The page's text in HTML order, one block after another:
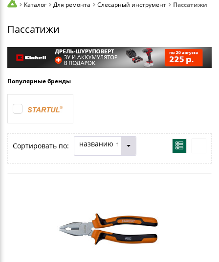
Каталог Для ремонта Слесарный инструмент Пассатижи
Пассатижи
Популярные бренды
Сортировать по: названию ↑